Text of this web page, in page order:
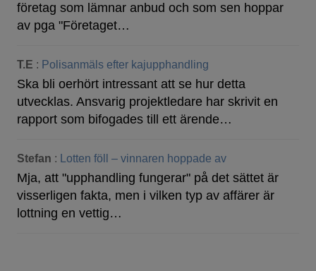
företag som lämnar anbud och som sen hoppar
av pga "Företaget…
T.E : Polisanmäls efter kajupphandling
Ska bli oerhört intressant att se hur detta
utvecklas. Ansvarig projektledare har skrivit en
rapport som bifogades till ett ärende…
Stefan : Lotten föll – vinnaren hoppade av
Mja, att "upphandling fungerar" på det sättet är
visserligen fakta, men i vilken typ av affärer är
lottning en vettig…